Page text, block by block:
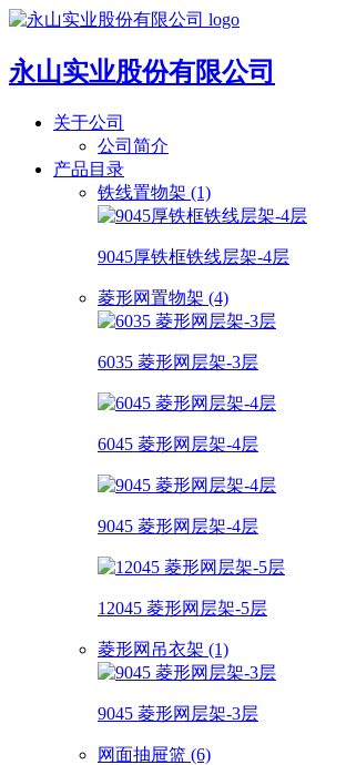
永山实业股份有限公司
关于公司
公司简介
产品目录
铁线置物架 (1)
9045厚铁框铁线层架-4层
菱形网置物架 (4)
6035 菱形网层架-3层
6045 菱形网层架-4层
9045 菱形网层架-4层
12045 菱形网层架-5层
菱形网吊衣架 (1)
9045 菱形网层架-3层
网面抽屉篮 (6)